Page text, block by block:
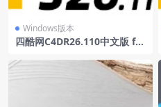
Windows版本
四酷网C4DR26.110中文版 for